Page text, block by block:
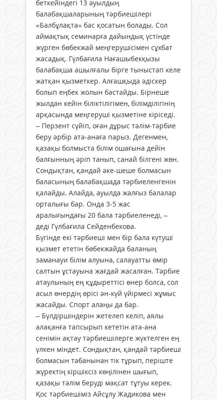
беткейіндегі 13 ауылдың
балабақшаларының тәрбиешілері
«Балбұлақта» бас қосатын болады. Сол
аймақтық семинарға дайындық үстінде
жүрген бөбекжай меңгерушісімен сұхбат
жасадық. Гүлбағила Нағашыбекқызы
балабақша ашылғалы бірге тыныстап келе
жатқан қызметкер. Алғашқыда әдіскер
болып еңбек жолын бастайды. Бірнеше
жылдан кейін біліктілігімен, білімділігінің
арқасында меңгеруші қызметіне кіріседі.
– Перзент сүйіп, оған дұрыс тәлім-тәрбие
беру әрбір ата-анаға парыз. Дегенмен,
қазақы болмыста білім ошағына дейін
балғынның әріп танып, санай білгені жөн.
Сондықтан, қандай әке-шеше болмасын
баласының балабақшада тәрбиеленгенін
қалайды. Алайда, ауылда жалғыз балалар
орталығы бар. Онда 3-5 жас
аралығындағы 20 бала тәрбиеленеді, –
деді Гүлбағила Сейденбекова.
Бүгінде екі тәрбиеші мен бір бала күтуші
қызмет ететін бөбекжайда баланың
заманауи білім алуына, салауатты өмір
салтын ұстауына жағдай жасалған. Тәрбие
атаулының ең құдыреттісі өнер болса, сол
асыл өнердің өрісі ән-күй үйірмесі жұмыс
жасайды. Спорт алаңы да бар.
– Бүлдіршіндерін жетелеп келіп, аялы
алақанға тапсырып кететін ата-ана
сенімін ақтау тәрбиешілерге жүктелген ең
үлкен міндет. Сондықтан, қандай тәрбиеші
болмасын табанынан тік тұрып, періште
жүректің кіршіксіз көңілінен шығып,
қазақы тәлім беруді мақсат тұтуы керек.
Қос тәрбиешіміз Айсұлу Жадикова мен